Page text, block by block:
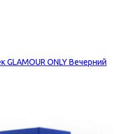
GLAMOUR ONLY Вечерний